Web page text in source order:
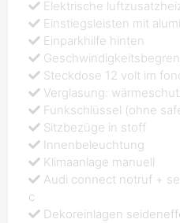
Elektrische
Einstiegsleisten mit
Einparkhilfe hinten
Steckdose 12 volt im
Verglasung:
Funkschlüssel (ohne
Sitzbezüge in stoff
Innenbeleuchtung
Klimaanlage manuell
Audi connect notruf +
c
Dekoreinlagen